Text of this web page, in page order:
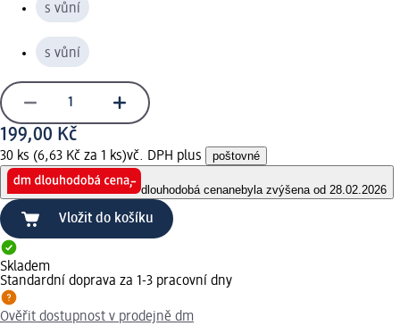
s vůní
s vůní
199,00 Kč
30 ks (6,63 Kč za 1 ks)vč. DPH plus poštovné
dlouhodobá cenanebyla zvýšena od 28.02.2026
Vložit do košíku
Skladem
Standardní doprava za 1-3 pracovní dny
Ověřit dostupnost v prodejně dm